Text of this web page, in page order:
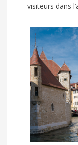
visiteurs dans